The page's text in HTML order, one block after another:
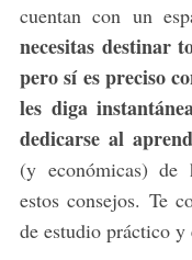
cuentan con un
necesitas destinar
pero sí es preciso
les diga
dedicarse al
(y económicas) de
estos consejos. Te
de estudio práctico